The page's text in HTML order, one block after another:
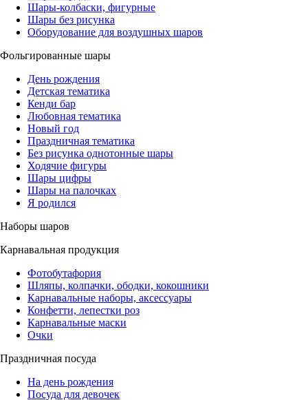
Шары-колбаски, фигурные
Шары без рисунка
Оборудование для воздушных шаров
Фольгированные шары
День рождения
Детская тематика
Кенди бар
Любовная тематика
Новый год
Праздничная тематика
Без рисунка однотонные шары
Ходячие фигуры
Шары цифры
Шары на палочках
Я родился
Наборы шаров
Карнавальная продукция
Фотобутафория
Шляпы, колпачки, ободки, кокошники
Карнавальные наборы, аксессуары
Конфетти, лепестки роз
Карнавальные маски
Очки
Праздничная посуда
На день рождения
Посуда для девочек